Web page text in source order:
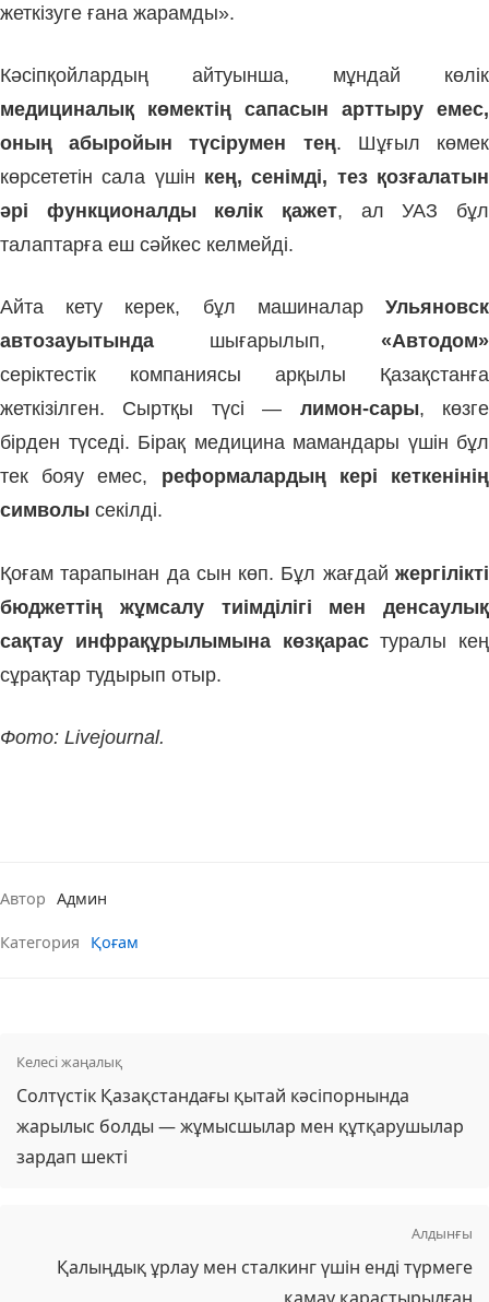
жеткізуге ғана жарамды».
Кәсіпқойлардың айтуынша, мұндай көлік
медициналық көмектің сапасын арттыру емес,
оның абыройын түсірумен тең. Шұғыл көмек
көрсететін сала үшін кең, сенімді, тез қозғалатын
әрі функционалды көлік қажет, ал УАЗ бұл
талаптарға еш сәйкес келмейді.
Айта кету керек, бұл машиналар Ульяновск
автозауытында шығарылып, «Автодом»
серіктестік компаниясы арқылы Қазақстанға
жеткізілген. Сыртқы түсі — лимон-сары, көзге
бірден түседі. Бірақ медицина мамандары үшін бұл
тек бояу емес, реформалардың кері кеткенінің
символы секілді.
Қоғам тарапынан да сын көп. Бұл жағдай жергілікті
бюджеттің жұмсалу тиімділігі мен денсаулық
сақтау инфрақұрылымына көзқарастуралы кең
сұрақтар тудырып отыр.
Фото: Livejournal.
Автор Админ
Категория Қоғам
Келесі жаңалық
Солтүстік Қазақстандағы қытай кәсіпорнында
жарылыс болды — жұмысшылар мен құтқарушылар
зардап шекті
Алдынғы
Қалыңдық ұрлау мен сталкинг үшін енді түрмеге
қамау қарастырылған